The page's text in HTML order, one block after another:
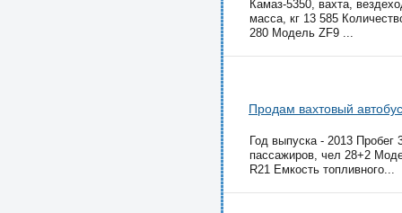
Камаз-5350, вахта,
масса, кг 13 585
280 Модель ZF9 ...
Продам вахтовый
Год выпуска - 2013
пассажиров, чел 28+2
R21 Емкость топливного...